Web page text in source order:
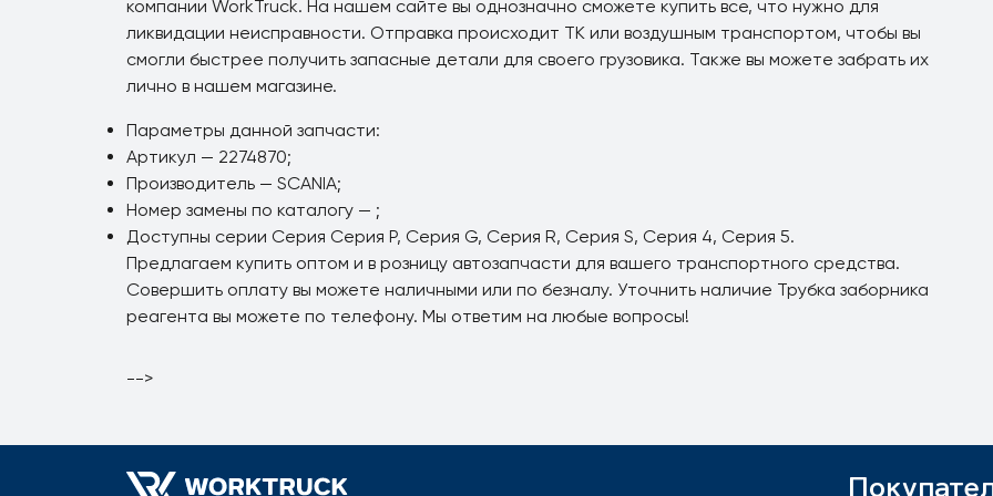
компании WorkTruck. На нашем сайте вы однозначно сможете купить все, что нужно для
ликвидации неисправности. Отправка происходит ТК или воздушным транспортом, чтобы вы
смогли быстрее получить запасные детали для своего грузовика. Также вы можете забрать их
лично в нашем магазине.
Параметры данной запчасти:
Артикул — 2274870;
Производитель — SCANIA;
Номер замены по каталогу — ;
Доступны серии Серия Серия P, Серия G, Серия R, Серия S, Серия 4, Серия 5.
Предлагаем купить оптом и в розницу автозапчасти для вашего транспортного средства.
Совершить оплату вы можете наличными или по безналу. Уточнить наличие Трубка заборника
реагента вы можете по телефону. Мы ответим на любые вопросы!
-->